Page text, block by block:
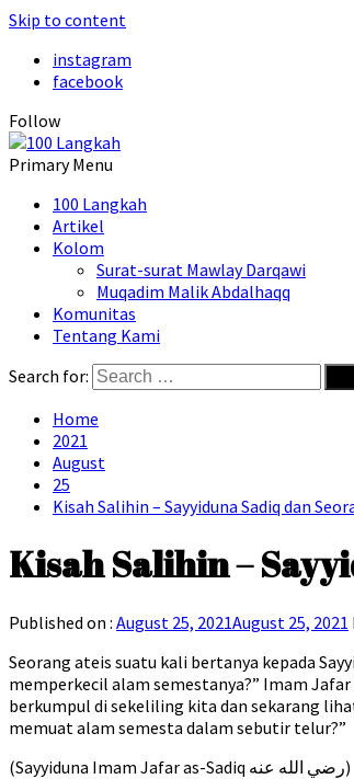
Skip to content
instagram
facebook
Follow
Primary Menu
100 Langkah
Artikel
Kolom
Surat-surat Mawlay Darqawi
Muqadim Malik Abdalhaqq
Komunitas
Tentang Kami
Search for:
Home
2021
August
25
Kisah Salihin – Sayyiduna Sadiq dan
Kisah Salihin –
Published on : August 25, 2021August 25, 2021
Seorang ateis suatu kali bertanya kepada
memperkecil alam semestanya?” Imam
berkumpul di sekeliling kita dan sekarang
memuat alam semesta dalam sebutir telur?”
(Sayyiduna Imam Jafar as-Sadiq رضي الله عنه)